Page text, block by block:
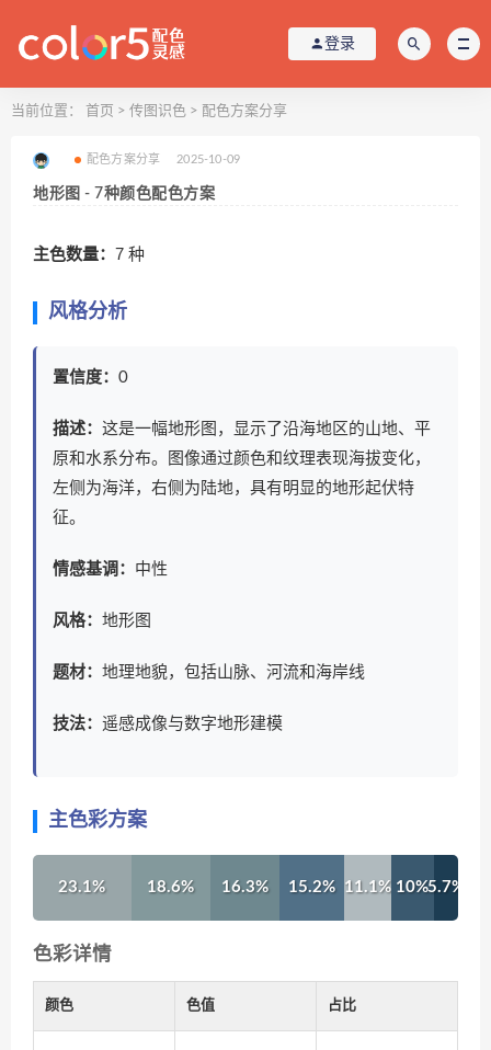
登录
当前位置： 首页 > 传图识色 > 配色方案分享
配色方案分享 2025-10-09
地形图 - 7种颜色配色方案
主色数量： 7 种
风格分析
置信度： 0
描述： 这是一幅地形图，显示了沿海地区的山地、平
原和水系分布。图像通过颜色和纹理表现海拔变化，
左侧为海洋，右侧为陆地，具有明显的地形起伏特
征。
情感基调： 中性
风格： 地形图
题材： 地理地貌，包括山脉、河流和海岸线
技法： 遥感成像与数字地形建模
主色彩方案
23.1% 18.6% 16.3% 15.2% 11.1% 10%5.7%
色彩详情
颜色 色值 占比